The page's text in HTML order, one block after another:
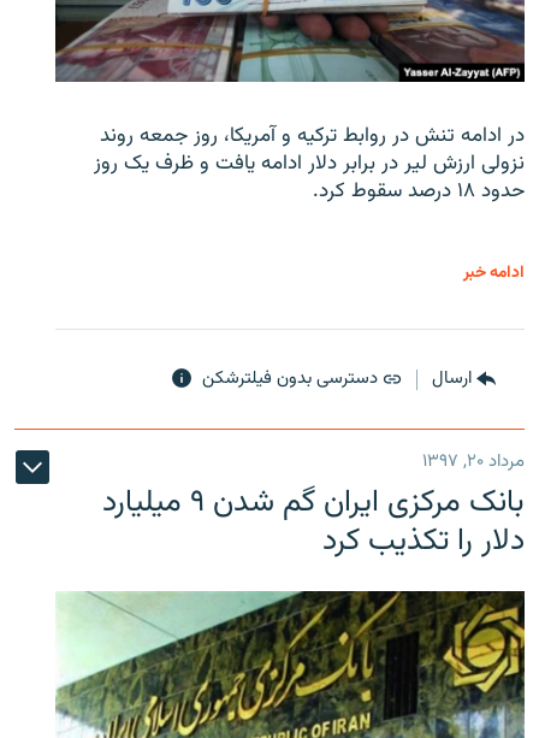
در ادامه تنش در روابط ترکیه و آمریکا، روز جمعه روند
نزولی ارزش لیر در برابر دلار ادامه یافت و ظرف یک روز
حدود ۱۸ درصد سقوط کرد.
ادامه خبر
ارسال دسترسی بدون فیلترشکن
مرداد ۲۰, ۱۳۹۷
بانک مرکزی ایران گم شدن ۹ میلیارد
دلار را تکذیب کرد